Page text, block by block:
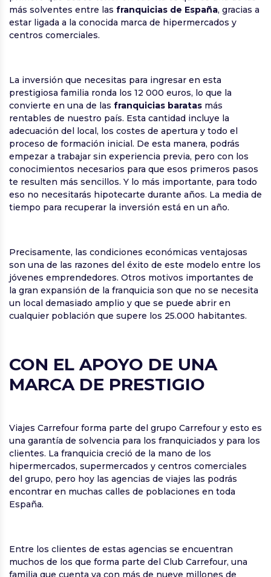
más solventes entre las franquicias de España, gracias a
estar ligada a la conocida marca de hipermercados y
centros comerciales.
La inversión que necesitas para ingresar en esta
prestigiosa familia ronda los 12 000 euros, lo que la
convierte en una de las franquicias baratas más
rentables de nuestro país. Esta cantidad incluye la
adecuación del local, los costes de apertura y todo el
proceso de formación inicial. De esta manera, podrás
empezar a trabajar sin experiencia previa, pero con los
conocimientos necesarios para que esos primeros pasos
te resulten más sencillos. Y lo más importante, para todo
eso no necesitarás hipotecarte durante años. La media de
tiempo para recuperar la inversión está en un año.
Precisamente, las condiciones económicas ventajosas
son una de las razones del éxito de este modelo entre los
jóvenes emprendedores. Otros motivos importantes de
la gran expansión de la franquicia son que no se necesita
un local demasiado amplio y que se puede abrir en
cualquier población que supere los 25.000 habitantes.
CON EL APOYO DE UNA
MARCA DE PRESTIGIO
Viajes Carrefour forma parte del grupo Carrefour y esto es
una garantía de solvencia para los franquiciados y para los
clientes. La franquicia creció de la mano de los
hipermercados, supermercados y centros comerciales
del grupo, pero hoy las agencias de viajes las podrás
encontrar en muchas calles de poblaciones en toda
España.
Entre los clientes de estas agencias se encuentran
muchos de los que forma parte del Club Carrefour, una
familia que cuenta ya con más de nueve millones de